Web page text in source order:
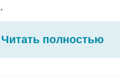
Читать полностью